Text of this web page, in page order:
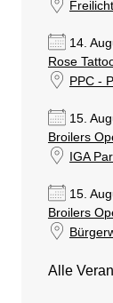
14.
Rose
PPC -
15.
Broilers
IGA
15.
Broilers
Alle